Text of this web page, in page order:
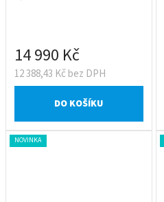
12 388,43 Kč bez DPH
14 990 Kč
DO KOŠÍKU
NOVINKA